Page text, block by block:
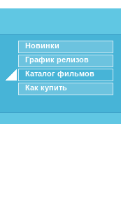
Новинки
График релизов
Каталог фильмов
Как купить